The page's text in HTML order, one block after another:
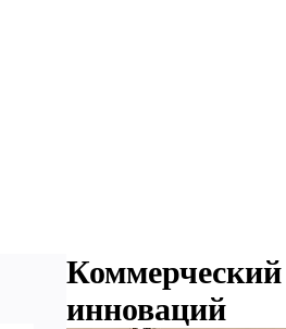
Коммерческий
инноваций